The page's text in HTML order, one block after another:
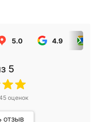
5.0 4.9
5
оценок
отзыв